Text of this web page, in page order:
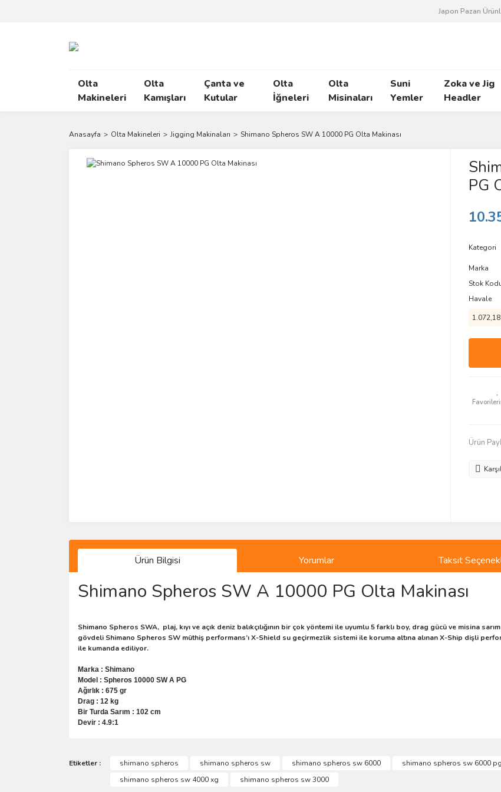
Japon Pazarı
Olta
Makineleri
Olta
Kamışları
Çanta ve
Kutular
Olta
İğneleri
Olta
Misinaları
Suni
Yemler
Zoka ve Jig
Headler
Anasayfa Olta Makineleri Jigging Makinaları Shimano Spheros SW A 10000 PG Olta Makinası
PG
Kategori
Marka
Stok
Havale
Ürün
Ürün Bilgisi Yorumlar Taksit
Shimano Spheros SW A 10000 PG Olta Makinası
Shimano Spheros SWA, plaj, kıyı ve açık deniz balıkçılığının bir çok yöntemi ile uyumlu 5 farklı boy, drag gücü ve misina
gövdeli Shimano Spheros SW müthiş performans’ı X-Shield su geçirmezlik sistemi ile koruma altına alınan X-Ship dişli
ile kumanda ediliyor.
Marka : Shimano
Model : Spheros 10000 SW A PG
Ağırlık : 675 gr
Drag : 12 kg
Bir Turda Sarım : 102 cm
Devir : 4.9:1
Bu ürüne ilk yorumu siz yapın!
Görüş ve önerileriniz için teşekkür ederiz.
Etiketler : shimano spheros shimano spheros sw shimano spheros sw 6000 shimano spheros sw 6000 pg
shimano spheros sw 4000 xg
shimano spheros sw 3000